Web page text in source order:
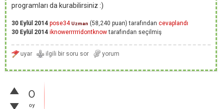
programları da kurabilirsiniz :)
30 Eylül 2014 pose34 Uzman (58,240 puan) tarafından cevaplandı
30 Eylül 2014 iknowerrrrridontknowtarafından seçilmiş
0
oy